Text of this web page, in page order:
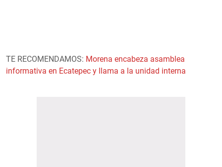
TE RECOMENDAMOS: Morena encabeza asamblea
informativa en Ecatepec y llama a la unidad interna